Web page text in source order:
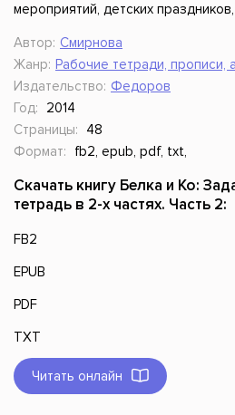
мероприятий, детских
Автор: Смирнова
Жанр: Рабочие тетради, прописи,
Издательство: Федоров
Год:
2014
Страницы:
48
Формат:
fb2, epub, pdf, txt,
Скачать книгу Белка и Ко:
тетрадь в 2-х частях. Часть 2:
FB2
EPUB
PDF
TXT
Читать онлайн